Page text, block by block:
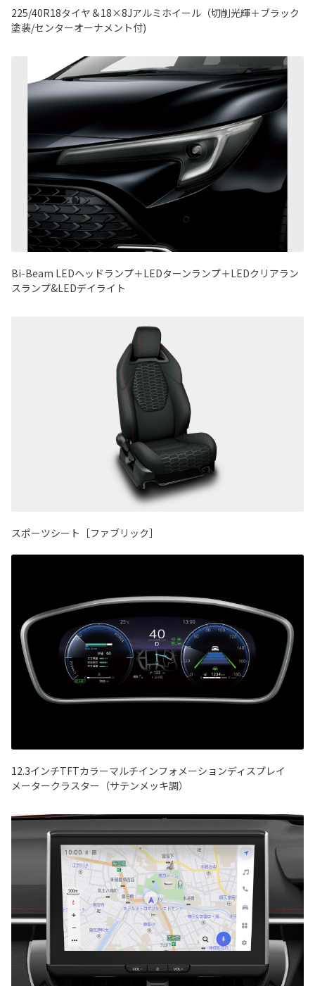
225/40R18タイヤ＆18×8Jアルミホイール（切削光輝＋ブラック
塗装/センターオーナメント付)
Bi-Beam LEDヘッドランプ＋LEDターンランプ＋LEDクリアラン
スランプ&LEDデイライト
スポーツシート［ファブリック］
12.3インチTFTカラーマルチインフォメーションディスプレイ
メータークラスター（サテンメッキ調）